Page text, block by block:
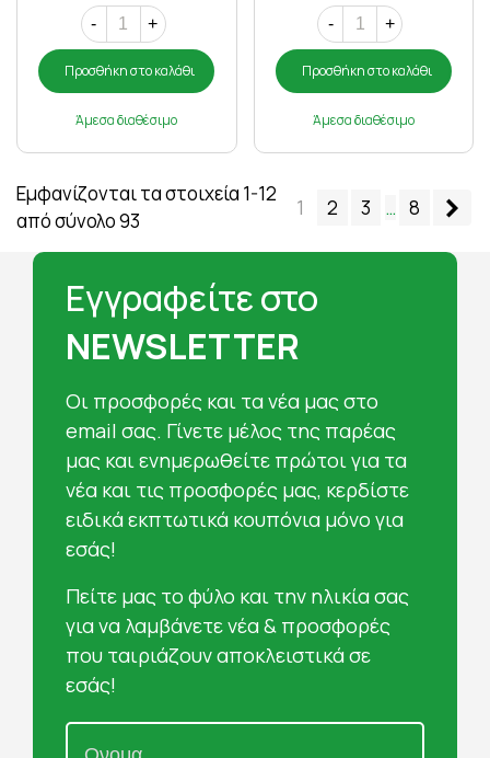
- +
Προσθήκη στο καλάθι
Άμεσα διαθέσιμο
- +
Προσθήκη στο καλάθι
Άμεσα διαθέσιμο
Εμφανίζονται τα στοιχεία 1-12
από σύνολο 93
1 2 3 … 8
Εγγραφείτε στο
NEWSLETTER
Oι προσφορές και τα νέα μας στο
email σας. Γίνετε μέλος της παρέας
μας και ενημερωθείτε πρώτοι για τα
νέα και τις προσφορές μας, κερδίστε
ειδικά εκπτωτικά κουπόνια μόνο για
εσάς!
Πείτε μας το φύλο και την ηλικία σας
για να λαμβάνετε νέα & προσφορές
που ταιριάζουν αποκλειστικά σε
εσάς!